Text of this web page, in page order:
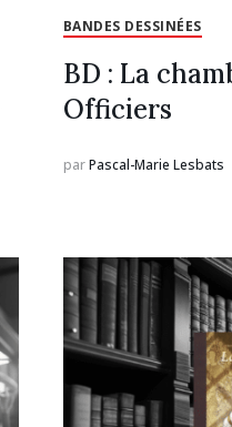
BANDES DESSINÉES
BD : La
Officiers
parPascal-Marie Lesbats